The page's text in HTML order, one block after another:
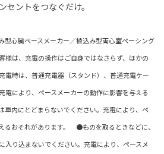
セントをつなぐだけ。
心臓ペースメーカー／植込み型両心室ペーシング
様は、充電の操作はご自身ではなさらず、ほかの
時は、普通充電器（スタンド）、普通充電ケー
電により、ペースメーカーの動作に影響を与える
内にとどまらないでください。充電により、ペ
るおそれがあります。 ●ものを取るときなどに、
入り込まないでください。充電により、ペースメ